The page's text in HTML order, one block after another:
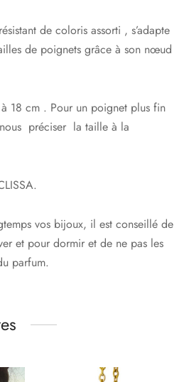
de coloris assorti , s’adapte
de poignets grâce à son nœud
18 cm . Pour un poignet plus fin
préciser la taille à la
vos bijoux, il est conseillé de
et pour dormir et de ne pas les
parfum.